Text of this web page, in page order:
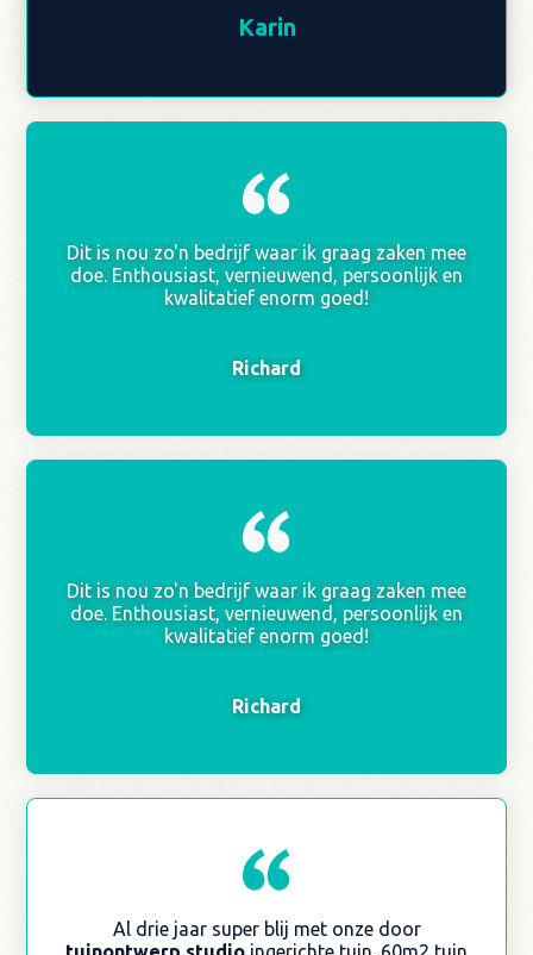
Karin
Karin
Dit is nou zo'n bedrijf waar ik graag zaken mee
doe. Enthousiast, vernieuwend, persoonlijk en
kwalitatief enorm goed!
Richard
Dit is nou zo'n bedrijf waar ik graag zaken mee
doe. Enthousiast, vernieuwend, persoonlijk en
kwalitatief enorm goed!
Richard
Al drie jaar super blij met onze door